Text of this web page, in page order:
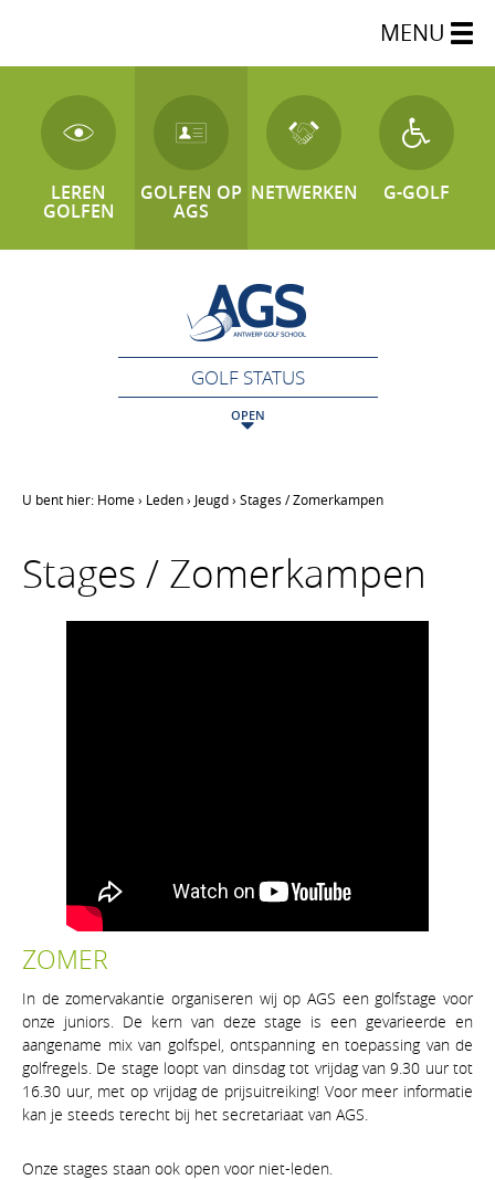
MENU
LEREN
GOLFEN
GOLFEN OP
AGS
NETWERKEN G-GOLF
GOLF STATUS
OPEN
U bent hier: Home› Leden› Jeugd› Stages / Zomerkampen
Stages / Zomerkampen
ZOMER
In de zomervakantie organiseren wij op AGS een golfstage voor
onze juniors. De kern van deze stage is een gevarieerde en
aangename mix van golfspel, ontspanning en toepassing van de
golfregels. De stage loopt van dinsdag tot vrijdag van 9.30 uur tot
16.30 uur, met op vrijdag de prijsuitreiking! Voor meer informatie
kan je steeds terecht bij het secretariaat van AGS.
Onze stages staan ook open voor niet-leden.